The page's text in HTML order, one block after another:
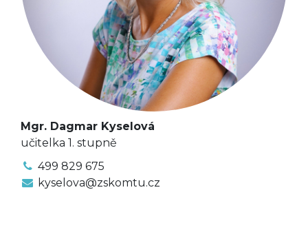
Mgr. Dagmar Kyselová
učitelka 1. stupně
499 829 675
kyselova@zskomtu.cz